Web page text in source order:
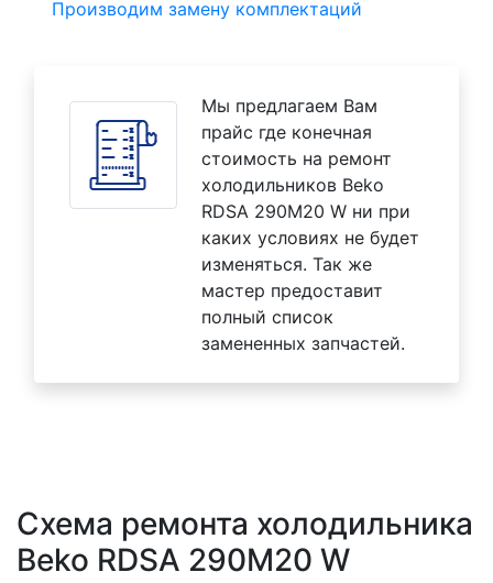
Производим замену комплектаций
Мы предлагаем Вам
прайс где конечная
стоимость на ремонт
холодильников Beko
RDSA 290M20 W ни при
каких условиях не будет
изменяться. Так же
мастер предоставит
полный список
замененных запчастей.
Схема ремонта холодильника
Beko RDSA 290M20 W